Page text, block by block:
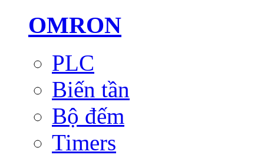
OMRON
PLC
Biến tần
Bộ đếm
Timers